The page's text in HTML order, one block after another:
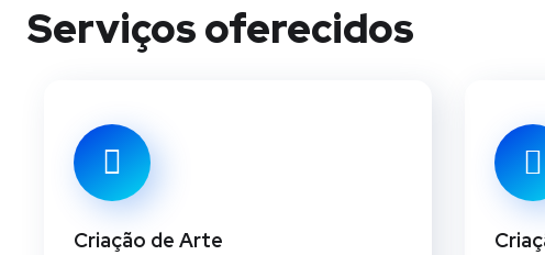
Serviços oferecidos
Criação de Arte